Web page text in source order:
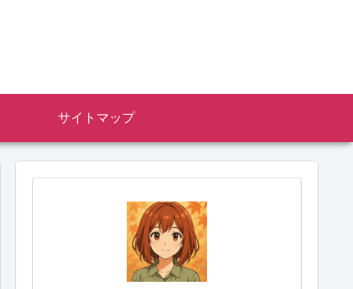
サイトマップ